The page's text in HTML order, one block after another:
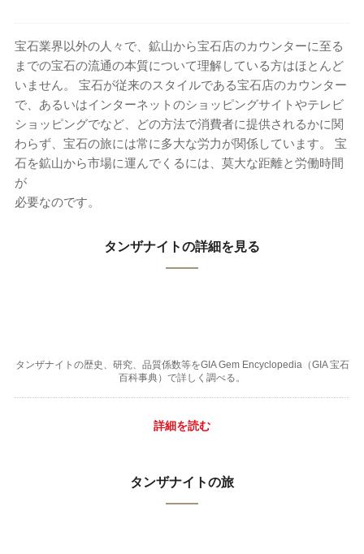
宝石業界以外の人々で、鉱山から宝石店のカウンターに至る
までの宝石の流通の本質について理解している方はほとんど
いません。 宝石が従来のスタイルである宝石店のカウンター
で、あるいはインターネットのショッピングサイトやテレビ
ショッピングでなど、どの方法で消費者に提供されるかに関
わらず、宝石の旅には常に多大な労力が関係しています。 宝
石を鉱山から市場に運んでくるには、莫大な距離と労働時間
が
必要なのです。
タンザナイトの詳細を見る
タンザナイトの歴史、研究、品質係数等をGIA Gem Encyclopedia（GIA 宝石
百科事典）で詳しく調べる。
詳細を読む
タンザナイトの旅